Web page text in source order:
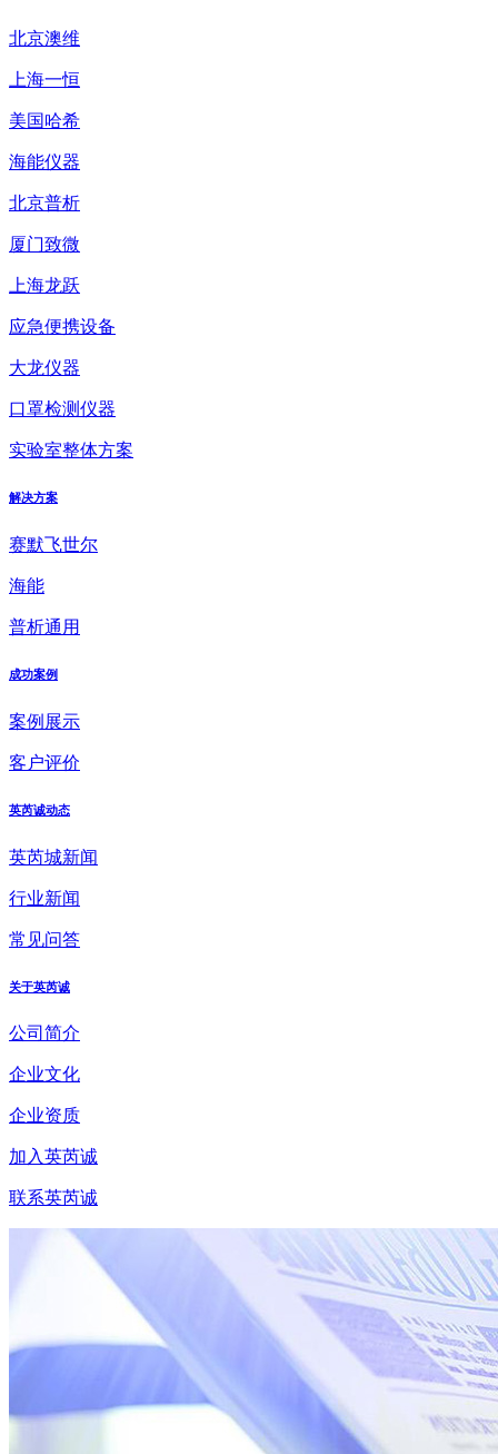
北京澳维
上海一恒
美国哈希
海能仪器
北京普析
厦门致微
上海龙跃
应急便携设备
大龙仪器
口罩检测仪器
实验室整体方案
解决方案
赛默飞世尔
海能
普析通用
成功案例
案例展示
客户评价
英芮诚动态
英芮城新闻
行业新闻
常见问答
关于英芮诚
公司简介
企业文化
企业资质
加入英芮诚
联系英芮诚